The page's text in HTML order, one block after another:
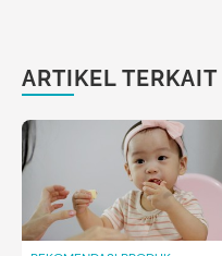
ARTIKEL TERKAIT